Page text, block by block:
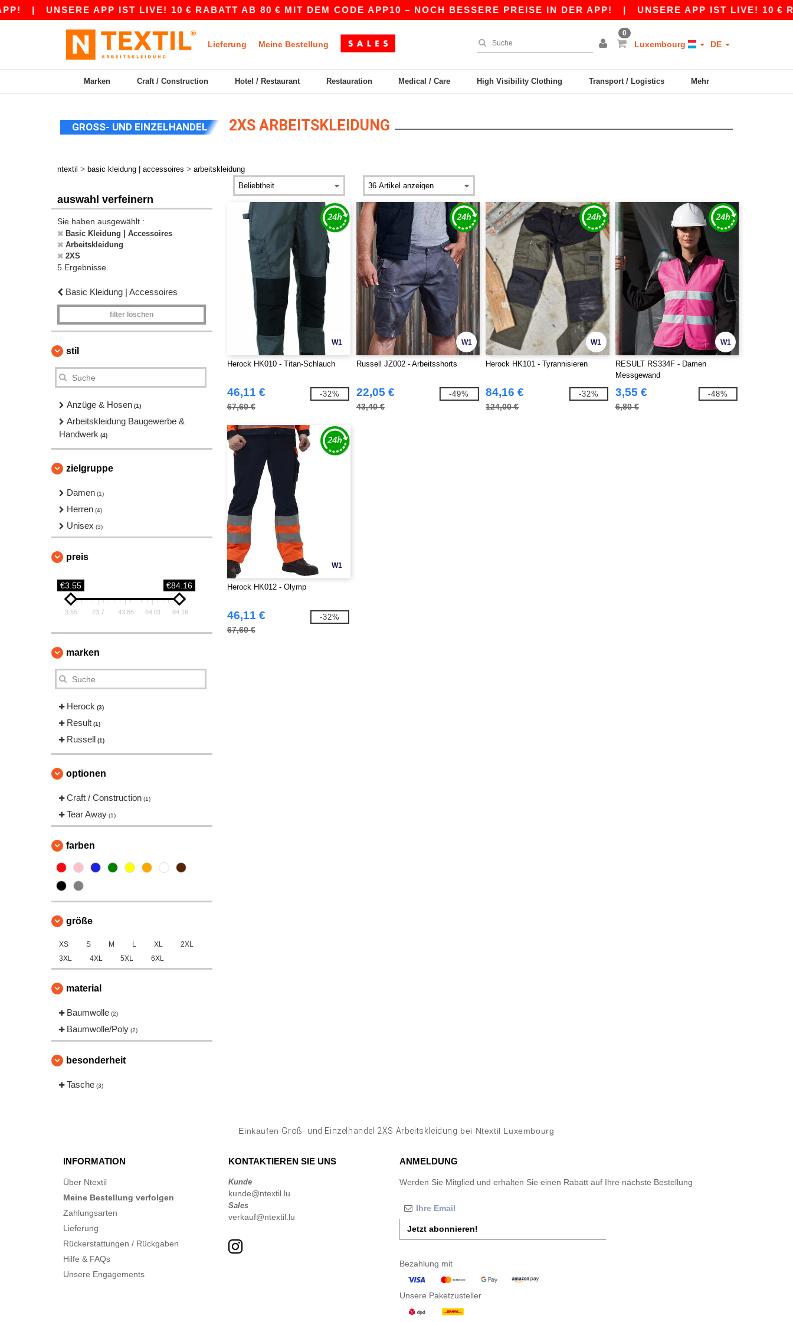
| UNSERE APP IST LIVE! 10 € RABATT AB 80 € MIT DEM CODE APP10 – NOCH BESSERE PREISE IN DER APP!| UNSERE APP IST LIVE! 10 €
Lieferung Meine Bestellung
0
Luxembourg DE
Marken Craft / Construction Hotel / Restaurant Restauration Medical / Care High Visibility Clothing Transport / Logistics Mehr
GROSS- UND EINZELHANDEL 2XS ARBEITSKLEIDUNG
ntextil > basic kleidung | accessoires > arbeitskleidung
auswahl verfeinern
Sie haben ausgewählt :
Basic Kleidung | Accessoires
Arbeitskleidung
2XS
5 Ergebnisse.
Basic Kleidung | Accessoires
filter löschen
stil
Anzüge & Hosen (1)
Arbeitskleidung Baugewerbe &
Handwerk (4)
zielgruppe
Damen (1)
Herren (4)
Unisex (3)
preis
€3.55 €84.16
3.55 23.7 43.85 64.01 84.16
marken
Herock (3)
Result (1)
Russell (1)
optionen
Craft / Construction (1)
Tear Away (1)
farben
größe
XS S M L XL
2XL
3XL
4XL 5XL 6XL
material
Baumwolle (2)
Baumwolle/Poly (2)
besonderheit
Tasche (3)
W1
Herock HK010 - Titan-Schlauch
46,11 €
67,60 €
-32%
W1
Russell JZ002 - Arbeitsshorts
22,05 €
43,40 €
-49%
W1
Herock HK101 - Tyrannisieren
84,16 €
124,00 €
-32%
W1
RESULT RS334F - Damen
Messgewand
3,55 €
6,80 €
-48%
W1
Herock HK012 - Olymp
46,11 €
67,60 €
-32%
Einkaufen Groß- und Einzelhandel 2XS Arbeitskleidung bei Ntextil Luxembourg
INFORMATION
Über Ntextil
Meine Bestellung verfolgen
Zahlungsarten
Lieferung
Rückerstattungen / Rückgaben
Hilfe & FAQs
Unsere Engagements
KONTAKTIEREN SIE UNS
Kunde
kunde@ntextil.lu
Sales
verkauf@ntextil.lu
ANMELDUNG
Werden Sie Mitglied und erhalten Sie einen Rabatt auf Ihre nächste Bestellung
Jetzt abonnieren!
Bezahlung mit
Unsere Paketzusteller